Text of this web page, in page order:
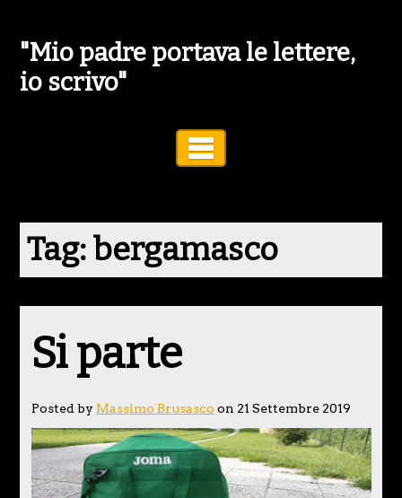
"Mio padre portava le lettere,
io scrivo"
Tag:bergamasco
Si parte
Posted by Massimo Brusasco on 21 Settembre 2019